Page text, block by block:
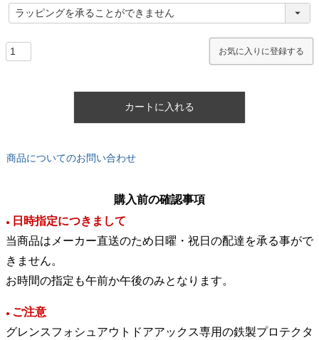
(
必
お気に入りに登録する
カートに入れる
商品についてのお問い合わせ
購入前の確認事項
●
日時指定につきまして
当商品はメーカー直送のため日曜・祝日の配達を承る事がで
きません。
お時間の指定も午前か午後のみとなります。
● ご注意
グレンスフォシュアウトドアアックス専用の鉄製プロテクタ